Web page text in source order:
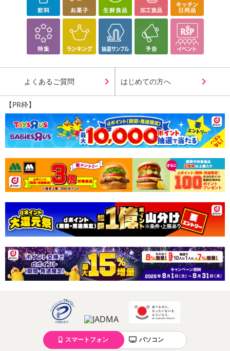
合がございます。
あらかじめご了承いただいた上でお申込みください。なお、本理由
によるお申込み後のキャンセル・返品交換は対応いたしかねます。
【お支払いについて】
※送料はお試し費用に含まれております。
※d払い、PayPay、au PAY、au PAY（auかんたん決済）、ソフトバ
ンクまとめて支払い、楽天ペイ、メルペイ、AEON Pay、Amazon
Payでお支払いの場合、決済のため外部サイトへ遷移します。
※予約商品は決済手段ごとに定められた決済期限日にお支払いを完
了することがございます。ご了承いただいたうえでお申し込みくだ
さい。
【配送伝票番号について】
※配送形態がメール便の商品については、商品の発送完了後、配送
伝票番号がマイページに表示されない場合もございます。
【配送日時の指定について】
※配送日時の指定が可能な商品の場合、商品によってご指定できる
配送日、配送時間が異なる可能性がございます。
ん。
発送日カレンダー
よくあるご質問 はじめての方へ
【PR枠】
スマートフォン パソコン